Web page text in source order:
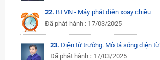
22. BTVN - Máy phát điện xoay chiều
Đã phát hành : 17/03/2025
23. Điện từ trường. Mô tả sóng điện từ
Đã phát hành : 17/03/2025